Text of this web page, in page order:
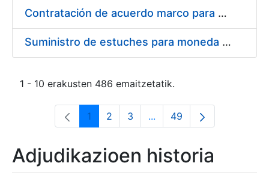
Contratación de acuerdo marco para el Suministro de Material de Electricidad para la Fábrica Nacional de Moneda y Timbre-Real Casa de la Moneda en su centro de trabajo de Burgos
Suministro de estuches para moneda de 30 €
1 - 10 erakusten 486 emaitzetatik.
Orrialdea
1 Orrialdea
2 Orrialdea
3 ...Intermediate Pages Use
Orrialdea
49
Adjudikazioen historia